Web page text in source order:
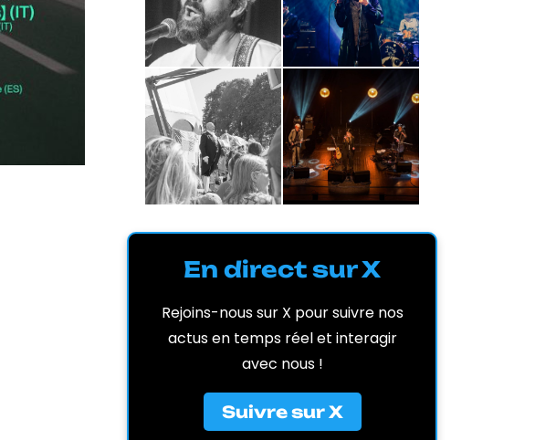
En direct sur X
Rejoins-nous sur X pour suivre nos
actus en temps réel et interagir
avec nous !
Suivre sur X